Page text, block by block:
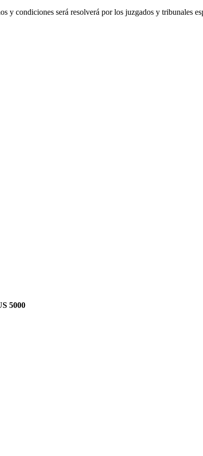
y condiciones será resolverá por los juzgados y tribunales
5000